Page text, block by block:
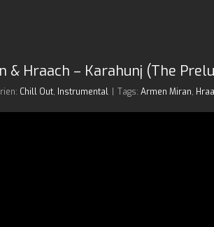
& Hraach – Karahunj (The
Chill Out, Instrumental Tags: Armen Miran,